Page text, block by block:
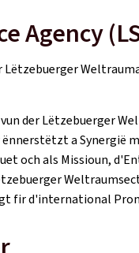
Agency
der Lëtzebuerger
a Synergië
och als Missioun,
fir d'international